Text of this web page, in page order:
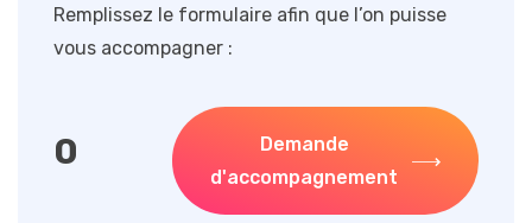
Remplissez le formulaire afin que l’on puisse
vous accompagner :
0
Demande
d'accompagnement